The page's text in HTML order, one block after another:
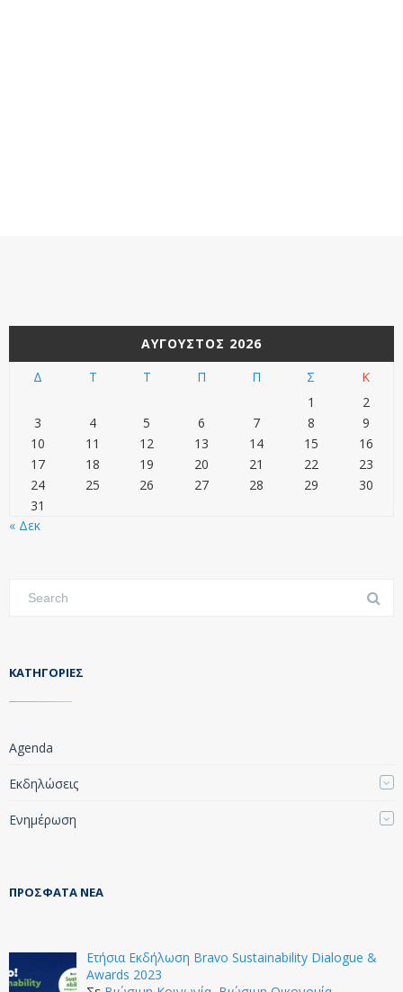
ΑΎΓΟΥΣΤΟΣ 2026
Δ
Τ Τ Π Π Σ
Κ
1
2
3
4 5 6 7 8
9
10
11 12 13 14 15
16
17
18 19 20 21 22
23
24
25 26 27 28 29
30
31
« Δεκ
KΑΤΗΓΟΡΊΕΣ
Agenda
Εκδηλώσεις
Ενημέρωση
ΠΡΌΣΦΑΤΑ ΝΈΑ
Ετήσια Εκδήλωση Bravo Sustainability Dialogue &
Awards 2023